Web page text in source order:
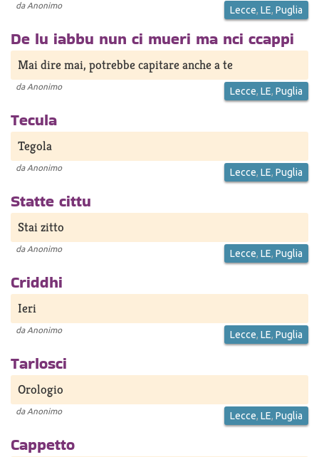
da Anonimo Lecce, LE, Puglia
De lu iabbu nun ci mueri ma nci ccappi
Mai dire mai, potrebbe capitare anche a te
da Anonimo Lecce, LE, Puglia
Tecula
Tegola
da Anonimo Lecce, LE, Puglia
Statte cittu
Stai zitto
da Anonimo Lecce, LE, Puglia
Criddhi
Ieri
da Anonimo Lecce, LE, Puglia
Tarlosci
Orologio
da Anonimo Lecce, LE, Puglia
Cappetto